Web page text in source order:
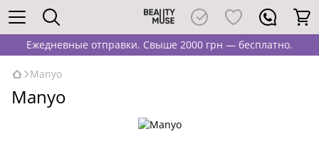
Ежедневные отправки. Свыше 2000 грн — бесплатно.
Manyo
Manyo